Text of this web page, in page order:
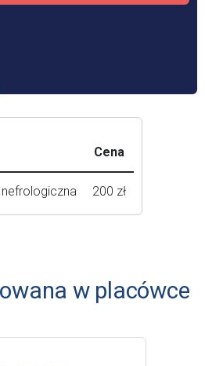
Cena
200 zł
w placówce